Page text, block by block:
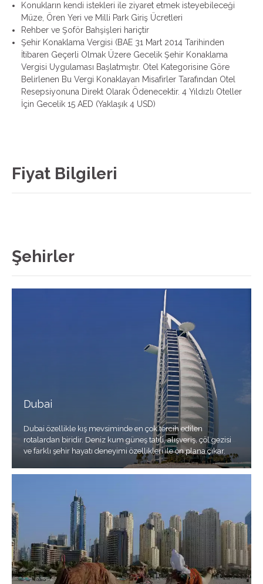
Konukların kendi istekleri ile ziyaret etmek isteyebileceği
Müze, Ören Yeri ve Milli Park Giriş Ücretleri
Rehber ve Şoför Bahşişleri hariçtir
Şehir Konaklama Vergisi (BAE 31 Mart 2014 Tarihinden
İtibaren Geçerli Olmak Üzere Gecelik Şehir Konaklama
Vergisi Uygulaması Başlatmıştır. Otel Kategorisine Göre
Belirlenen Bu Vergi Konaklayan Misafirler Tarafından Otel
Resepsiyonuna Direkt Olarak Ödenecektir. 4 Yıldızlı Oteller
İçin Gecelik 15 AED (Yaklaşık 4 USD)
Fiyat Bilgileri
Şehirler
Dubai
Dubai özellikle kış mevsiminde en çok tercih edilen
rotalardan biridir. Deniz kum güneş tatili, alışveriş, çöl gezisi
ve farklı şehir hayatı deneyimi özellikleri ile ön plana çıkar.